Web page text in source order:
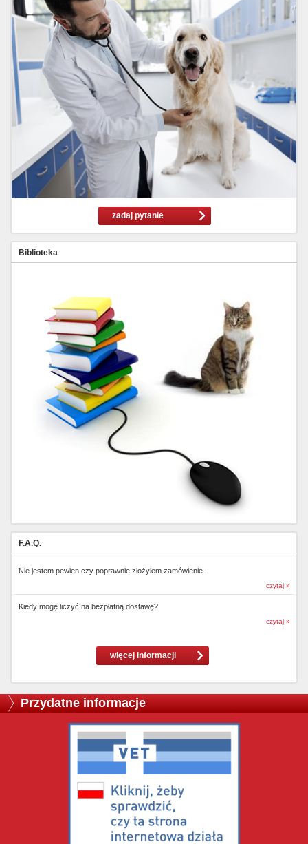
zadaj pytanie
Biblioteka
F.A.Q.
Nie jestem pewien czy poprawnie złożyłem zamówienie.
czytaj »
Kiedy mogę liczyć na bezpłatną dostawę?
czytaj »
więcej informacji
Przydatne informacje